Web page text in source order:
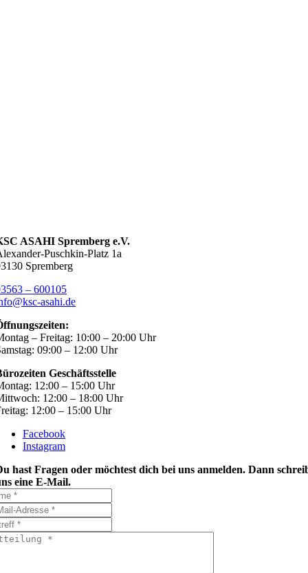
ASAHI Spremberg e.V.
Puschkin-Platz 1a
Spremberg
– 600105
asahi.de
– Freitag: 10:00 – 20:00 Uhr
09:00 – 12:00 Uhr
Geschäftsstelle
12:00 – 15:00 Uhr
12:00 – 18:00 Uhr
12:00 – 15:00 Uhr
Facebook
Instagram
hast Fragen oder möchtest dich bei uns anmelden. Dann
eine E-Mail.